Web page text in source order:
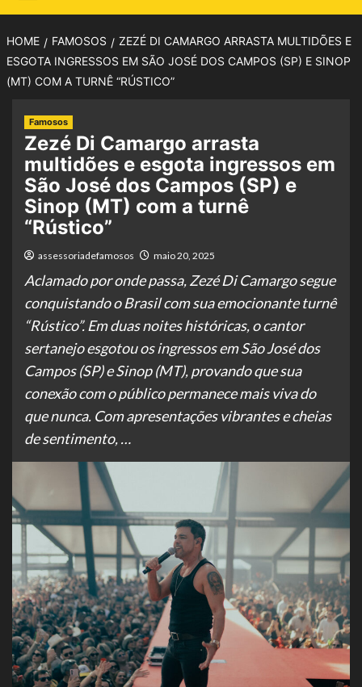
HOME FAMOSOS
ZEZÉ DI CAMARGO ARRASTA MULTIDÕES E
ESGOTA INGRESSOS EM SÃO JOSÉ DOS CAMPOS (SP) E SINOP
(MT) COM A TURNÊ “RÚSTICO”
Famosos
Zezé Di Camargo arrasta
multidões e esgota ingressos em
São José dos Campos (SP) e
Sinop (MT) com a turnê
“Rústico”
assessoriadefamosos maio 20, 2025
Aclamado por onde passa, Zezé Di Camargo segue
conquistando o Brasil com sua emocionante turnê
“Rústico”. Em duas noites históricas, o cantor
sertanejo esgotou os ingressos em São José dos
Campos (SP) e Sinop (MT), provando que sua
conexão com o público permanece mais viva do
que nunca. Com apresentações vibrantes e cheias
de sentimento, …